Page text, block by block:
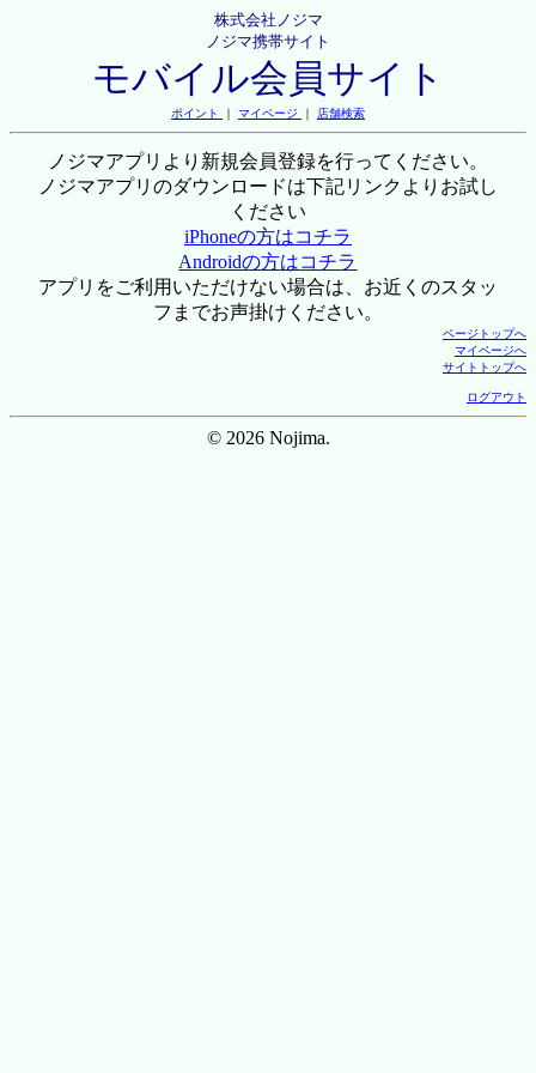
株式会社ノジマ
ノジマ携帯サイト
モバイル会員サイト
ポイント ｜ マイページ ｜ 店舗検索
ノジマアプリより新規会員登録を行ってください。
ノジマアプリのダウンロードは下記リンクよりお試し
ください
iPhoneの方はコチラ
Androidの方はコチラ
アプリをご利用いただけない場合は、お近くのスタッ
フまでお声掛けください。
ページトップへ
マイページへ
サイトトップへ
ログアウト
© 2026 Nojima.